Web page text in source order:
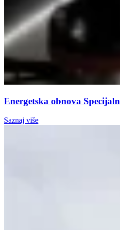
Energetska obnova
Saznaj više